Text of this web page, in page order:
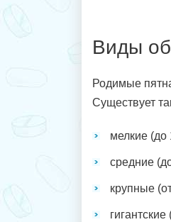
Виды
Родимые
Существует
мелкие (до
средние
крупные